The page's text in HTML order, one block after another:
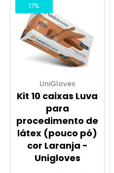
17%
UniGloves
Kit 10 caixas Luva
para
procedimento de
látex (pouco pó)
cor Laranja -
Unigloves